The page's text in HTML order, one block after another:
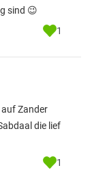
sind 😉
1
auf Zander
die lief
1